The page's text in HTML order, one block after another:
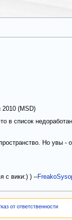
(MSD)
в список
Но увы -
с вики:) ) --
от ответственности